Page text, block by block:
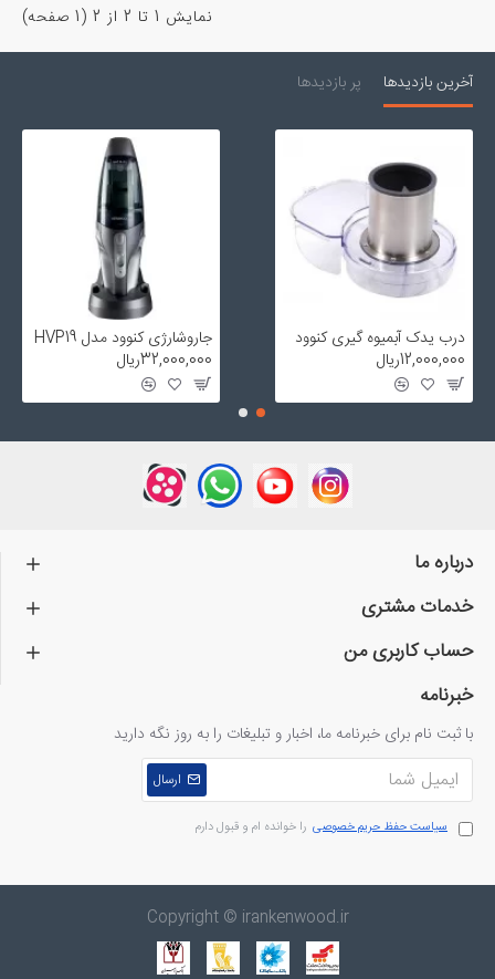
نمايش 1 تا 2 از 2 (1 صفحه)
آخرین بازدیدها پر بازدیدها
درب یدک آبمیوه گیری کنوود
12,000,000ریال
جاروشارژی کنوود مدل HVP19
32,000,000ریال
درباره ما
خدمات مشتری
حساب کاربری من
خبرنامه
با ثبت نام برای خبرنامه ما، اخبار و تبلیغات را به روز نگه دارید
ارسال
سیاست حفظ حریم خصوصی را خوانده ام و قبول دارم
Copyright © irankenwood.ir